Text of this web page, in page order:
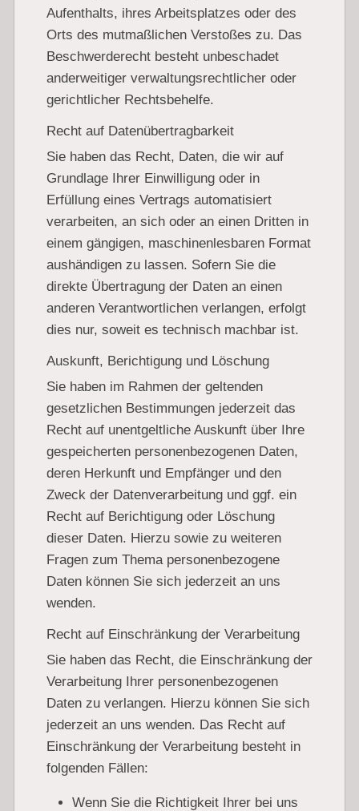
Aufenthalts, ihres Arbeitsplatzes oder des
Orts des mutmaßlichen Verstoßes zu. Das
Beschwerderecht besteht unbeschadet
anderweitiger verwaltungsrechtlicher oder
gerichtlicher Rechtsbehelfe.
Recht auf Daten­übertrag­barkeit
Sie haben das Recht, Daten, die wir auf
Grundlage Ihrer Einwilligung oder in
Erfüllung eines Vertrags automatisiert
verarbeiten, an sich oder an einen Dritten in
einem gängigen, maschinenlesbaren Format
aushändigen zu lassen. Sofern Sie die
direkte Übertragung der Daten an einen
anderen Verantwortlichen verlangen, erfolgt
dies nur, soweit es technisch machbar ist.
Auskunft, Berichtigung und Löschung
Sie haben im Rahmen der geltenden
gesetzlichen Bestimmungen jederzeit das
Recht auf unentgeltliche Auskunft über Ihre
gespeicherten personenbezogenen Daten,
deren Herkunft und Empfänger und den
Zweck der Datenverarbeitung und ggf. ein
Recht auf Berichtigung oder Löschung
dieser Daten. Hierzu sowie zu weiteren
Fragen zum Thema personenbezogene
Daten können Sie sich jederzeit an uns
wenden.
Recht auf Einschränkung der Verarbeitung
Sie haben das Recht, die Einschränkung der
Verarbeitung Ihrer personenbezogenen
Daten zu verlangen. Hierzu können Sie sich
jederzeit an uns wenden. Das Recht auf
Einschränkung der Verarbeitung besteht in
folgenden Fällen:
Wenn Sie die Richtigkeit Ihrer bei uns